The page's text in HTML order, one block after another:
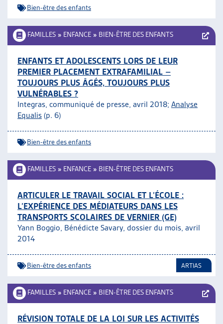
Bien-être des enfants
FAMILLES » ENFANCE » BIEN-ÊTRE DES ENFANTS
ENFANTS ET ADOLESCENTS LORS DE LEUR
PREMIER PLACEMENT EXTRAFAMILIAL –
TOUJOURS PLUS ÂGÉS, TOUJOURS PLUS
VULNÉRABLES ?
Integras, communiqué de presse, avril 2018; Analyse
Equalis (p. 6)
Bien-être des enfants
FAMILLES » ENFANCE » BIEN-ÊTRE DES ENFANTS
ARTICULER LE TRAVAIL SOCIAL ET L’ÉCOLE :
L’EXPÉRIENCE DES MÉDIATEURS DANS LES
TRANSPORTS SCOLAIRES DE VERNIER (GE)
Yann Boggio, Bénédicte Savary, dossier du mois, avril
2014
Bien-être des enfants ARTIAS
FAMILLES » ENFANCE » BIEN-ÊTRE DES ENFANTS
RÉVISION TOTALE DE LA LOI SUR LES ACTIVITÉS